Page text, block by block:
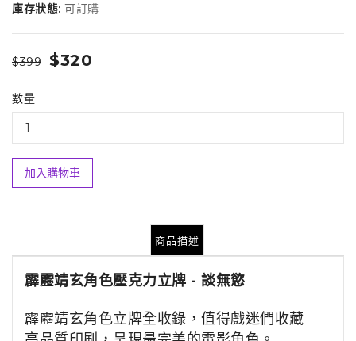
庫存狀態: 可訂購
$399 $320
數量
加入購物車
商品描述
霹靂靖玄角色壓克力立牌 - 談無慾
霹靂靖玄角色立牌全收錄，值得戲迷們收藏